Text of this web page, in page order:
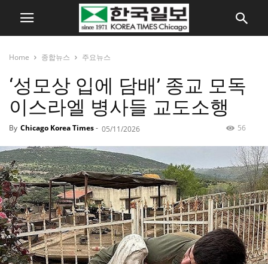
Home 종합뉴스 주요뉴스
‘성모상 입에 담배’ 종교 모독
이스라엘 병사들 교도소행
By Chicago Korea Times- 05/11/2026 56